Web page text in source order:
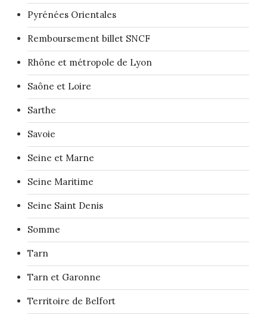
Pyrénées Orientales
Remboursement billet SNCF
Rhône et métropole de Lyon
Saône et Loire
Sarthe
Savoie
Seine et Marne
Seine Maritime
Seine Saint Denis
Somme
Tarn
Tarn et Garonne
Territoire de Belfort